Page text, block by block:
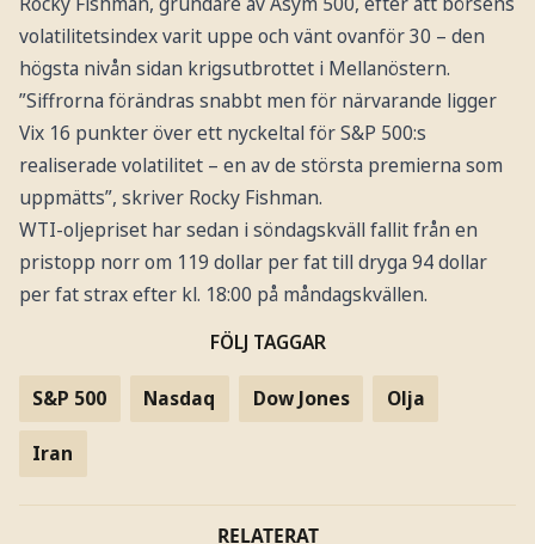
volatilitetsindex varit uppe och vänt ovanför 30 – den
högsta nivån sidan krigsutbrottet i Mellanöstern.
”Siffrorna förändras snabbt men för närvarande ligger
Vix 16 punkter över ett nyckeltal för S&P 500:s
realiserade volatilitet – en av de största premierna som
uppmätts”, skriver Rocky Fishman.
WTI-oljepriset har sedan i söndagskväll fallit från en
pristopp norr om 119 dollar per fat till dryga 94 dollar
per fat strax efter kl. 18:00 på måndagskvällen.
FÖLJ TAGGAR
S&P 500 Nasdaq Dow Jones Olja
Iran
RELATERAT